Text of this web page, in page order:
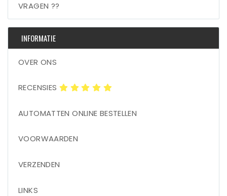
VRAGEN ??
INFORMATIE
OVER ONS
RECENSIES
AUTOMATTEN ONLINE BESTELLEN
VOORWAARDEN
VERZENDEN
LINKS